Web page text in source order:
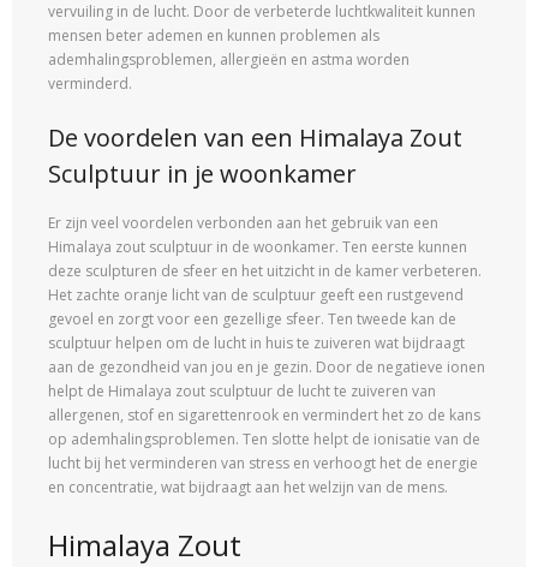
vervuiling in de lucht. Door de verbeterde luchtkwaliteit kunnen
mensen beter ademen en kunnen problemen als
ademhalingsproblemen, allergieën en astma worden
verminderd.
De voordelen van een Himalaya Zout
Sculptuur in je woonkamer
Er zijn veel voordelen verbonden aan het gebruik van een
Himalaya zout sculptuur in de woonkamer. Ten eerste kunnen
deze sculpturen de sfeer en het uitzicht in de kamer verbeteren.
Het zachte oranje licht van de sculptuur geeft een rustgevend
gevoel en zorgt voor een gezellige sfeer. Ten tweede kan de
sculptuur helpen om de lucht in huis te zuiveren wat bijdraagt ​​
aan de gezondheid van jou en je gezin. Door de negatieve ionen
helpt de Himalaya zout sculptuur de lucht te zuiveren van
allergenen, stof en sigarettenrook en vermindert het zo de kans
op ademhalingsproblemen. Ten slotte helpt de ionisatie van de
lucht bij het verminderen van stress en verhoogt het de energie
en concentratie, wat bijdraagt ​​aan het welzijn van de mens.
Himalaya Zout